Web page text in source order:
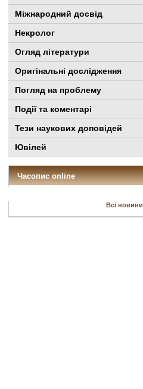
Міжнародний досвід
Некролог
Огляд літератури
Оригінальні дослідження
Погляд на проблему
Події та коментарі
Тези наукових доповідей
Ювілей
Часопис online
Всі новини